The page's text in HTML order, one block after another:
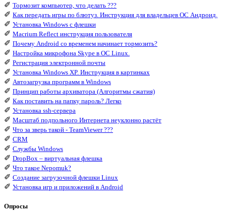
✐ Тормозит компьютер, что делать ???
✐ Как передать игры по блютуз. Инструкция для владельцев ОС Андроид.
✐ Установка Windows с флешки
✐ Macrium Reflect инструкция пользователя
✐ Почему Android со временем начинает тормозить?
✐ Настройка микрофона Skype в ОС Linux.
✐ Регистрация электронной почты
✐ Установка Windows XP. Инструкция в картинках
✐ Автозагрузка программ в Windows
✐ Принцип работы архиватора (Алгоритмы сжатия)
✐ Как поставить на папку пароль? Легко
✐ Установка ssh-сервера
✐ Масштаб подпольного Интернета неуклонно растёт
✐ Что за зверь такой - TeamViewer ???
✐ CRM
✐ Службы Windows
✐ DropBox – виртуальная флешка
✐ Что такое Nepomuk?
✐ Создание загрузочной флешки Linux
✐ Установка игр и приложений в Android
Опросы